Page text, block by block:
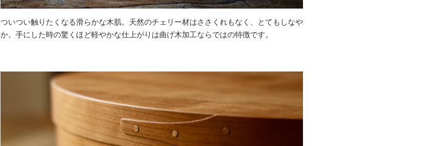
ついつい触りたくなる滑らかな木肌。天然のチェリー材はささくれもなく、とてもしなや
か。手にした時の驚くほど軽やかな仕上がりは曲げ木加工ならではの特徴です。